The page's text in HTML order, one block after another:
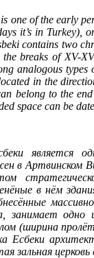
one of the early
it’s in Turkey),
contains two
breaks of XV-
analogous
in the
belong to the
space can be
является
в Артвинском
в нём
занимает
(ширина
Есбеки
зальная